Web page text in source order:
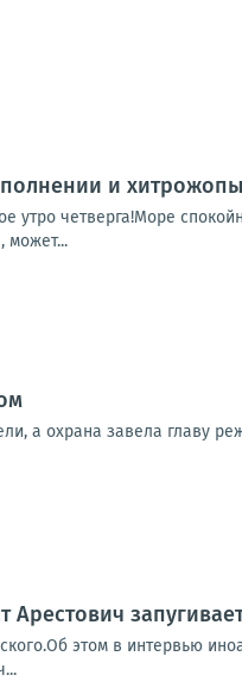
и
утро четверга!Море
может...
а охрана завела главу
этом в интервью